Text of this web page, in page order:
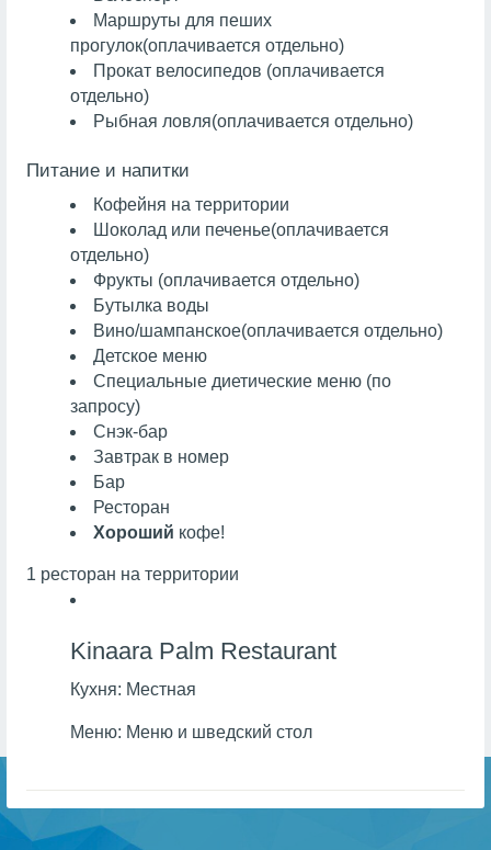
Маршруты для пеших
прогулок(оплачивается отдельно)
Прокат велосипедов (оплачивается
отдельно)
Рыбная ловля(оплачивается отдельно)
Питание и напитки
Кофейня на территории
Шоколад или печенье(оплачивается
отдельно)
Фрукты (оплачивается отдельно)
Бутылка воды
Вино/шампанское(оплачивается отдельно)
Детское меню
Специальные диетические меню (по
запросу)
Снэк-бар
Завтрак в номер
Бар
Ресторан
Хороший кофе!
1 ресторан на территории
Kinaara Palm Restaurant
Кухня: Местная
Меню: Меню и шведский стол